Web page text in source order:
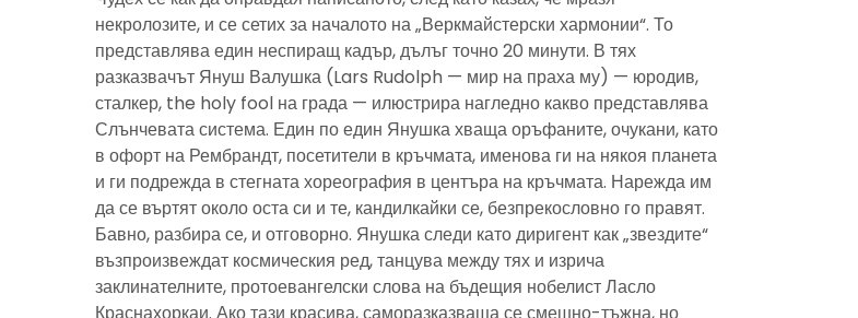
некролозите, и се сетих за началото на „Веркмайстерски хармонии“. То
представлява един неспиращ кадър, дълъг точно 20 минути. В тях
разказвачът Януш Валушка (Lars Rudolph — мир на праха му) — юродив,
сталкер, the holy fool на града — илюстрира нагледно какво представлява
Слънчевата система. Един по един Янушка хваща оръфаните, очукани, като
в офорт на Рембрандт, посетители в кръчмата, именова ги на някоя планета
и ги подрежда в стегната хореография в центъра на кръчмата. Нарежда им
да се въртят около оста си и те, кандилкайки се, безпрекословно го правят.
Бавно, разбира се, и отговорно. Янушка следи като диригент как „звездите“
възпроизвеждат космическия ред, танцува между тях и изрича
заклинателните, протоевангелски слова на бъдещия нобелист Ласло